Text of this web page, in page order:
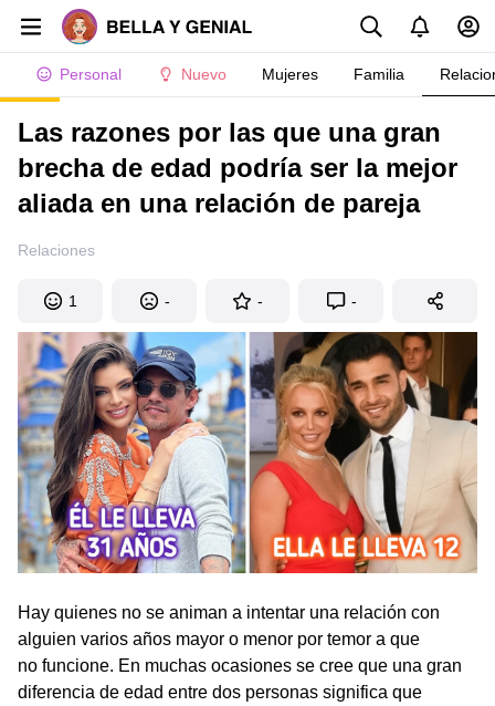
Personal Nuevo Mujeres Familia
Las razones por las que una gran
brecha de edad podría ser la mejor
aliada en una relación de pareja
Relaciones
1 - - -
Hay quienes no se animan a intentar una relación con
alguien varios años mayor o menor por temor a que
no funcione. En muchas ocasiones se cree que una gran
diferencia de edad entre dos personas significa que